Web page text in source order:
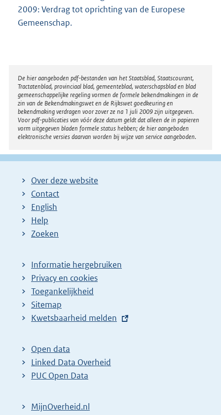
2009: Verdrag tot oprichting van de Europese
Gemeenschap.
Disclaimer
De hier aangeboden pdf-bestanden van het Staatsblad, Staatscourant,
Tractatenblad, provinciaal blad, gemeenteblad, waterschapsblad en blad
gemeenschappelijke regeling vormen de formele bekendmakingen in de
zin van de Bekendmakingswet en de Rijkswet goedkeuring en
bekendmaking verdragen voor zover ze na 1 juli 2009 zijn uitgegeven.
Voor pdf-publicaties van vóór deze datum geldt dat alleen de in papieren
vorm uitgegeven bladen formele status hebben; de hier aangeboden
elektronische versies daarvan worden bij wijze van service aangeboden.
Over deze website
Contact
English
Help
Zoeken
Informatie hergebruiken
Privacy en cookies
Toegankelijkheid
Sitemap
E
t
e
r
l
Kwetsbaarheid melden
Open data
Linked Data Overheid
PUC Open Data
MijnOverheid.nl